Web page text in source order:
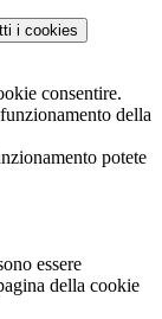
i cookies
consentire.
della
potete
essere
della cookie